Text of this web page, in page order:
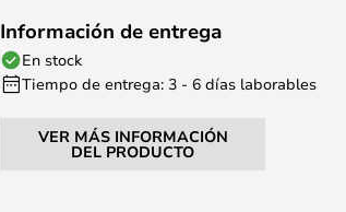
Información de entrega
En stock
Tiempo de entrega: 3 - 6 días laborables
VER MÁS INFORMACIÓN
DEL PRODUCTO